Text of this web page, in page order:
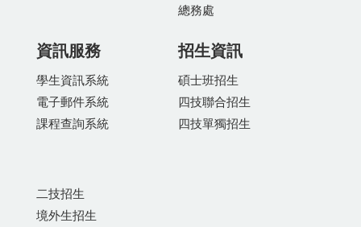
總務處
資訊服務
學生資訊系統
電子郵件系統
課程查詢系統
招生資訊
碩士班招生
四技聯合招生
四技單獨招生
二技招生
境外生招生